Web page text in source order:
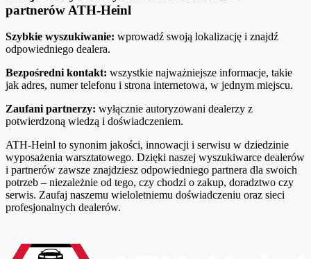
partnerów ATH‑Heinl
Szybkie wyszukiwanie: wprowadź swoją lokalizację i znajdź
odpowiedniego dealera.
Bezpośredni kontakt: wszystkie najważniejsze informacje, takie
jak adres, numer telefonu i strona internetowa, w jednym miejscu.
Zaufani partnerzy: wyłącznie autoryzowani dealerzy z
potwierdzoną wiedzą i doświadczeniem.
ATH‑Heinl to synonim jakości, innowacji i serwisu w dziedzinie
wyposażenia warsztatowego. Dzięki naszej wyszukiwarce dealerów
i partnerów zawsze znajdziesz odpowiedniego partnera dla swoich
potrzeb – niezależnie od tego, czy chodzi o zakup, doradztwo czy
serwis. Zaufaj naszemu wieloletniemu doświadczeniu oraz sieci
profesjonalnych dealerów.